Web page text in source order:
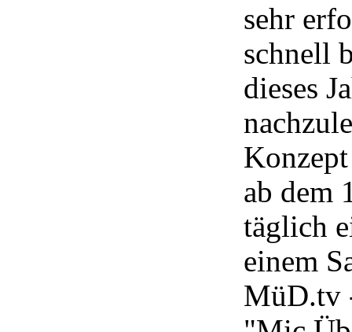
sehr
schnell
dieses
ab dem
täglich
einem
MüD.tv